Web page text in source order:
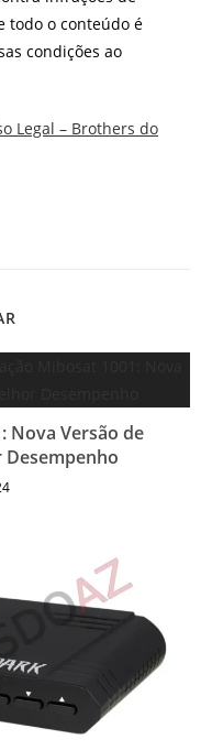
todo o conteúdo é
condições ao
Legal – Brothers do
Nova Versão de